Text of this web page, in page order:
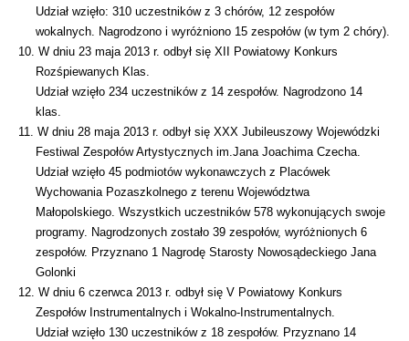
Udział wzięło: 310 uczestników z 3 chórów, 12 zespołów
wokalnych. Nagrodzono i wyróżniono 15 zespołów (w tym 2 chóry).
10. W dniu 23 maja 2013 r. odbył się XII Powiatowy Konkurs
Rozśpiewanych Klas.
Udział wzięło 234 uczestników z 14 zespołów. Nagrodzono 14
klas.
11. W dniu 28 maja 2013 r. odbył się XXX Jubileuszowy Wojewódzki
Festiwal Zespołów Artystycznych im.Jana Joachima Czecha.
Udział wzięło 45 podmiotów wykonawczych z Placówek
Wychowania Pozaszkolnego z terenu Województwa
Małopolskiego. Wszystkich uczestników 578 wykonujących swoje
programy. Nagrodzonych zostało 39 zespołów, wyróżnionych 6
zespołów. Przyznano 1 Nagrodę Starosty Nowosądeckiego Jana
Golonki
12. W dniu 6 czerwca 2013 r. odbył się V Powiatowy Konkurs
Zespołów Instrumentalnych i Wokalno-Instrumentalnych.
Udział wzięło 130 uczestników z 18 zespołów. Przyznano 14